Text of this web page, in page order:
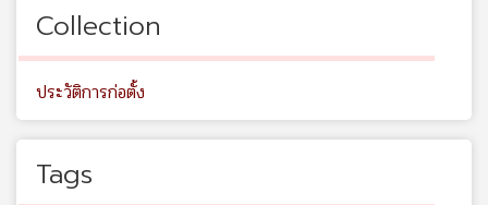
Collection
ประวัติการก่อตั้ง
Tags